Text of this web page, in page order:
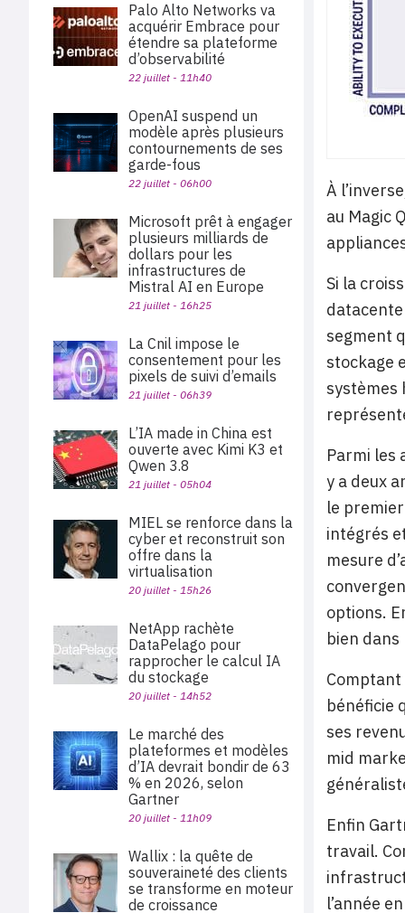
À
au Magic
Si la
segment
stockage
systèmes
Parmi les
y a deux
le
intégrés
mesure
options.
bien
bénéficie
ses
mid
Enfin
travail.
l’année
Palo Alto Networks va
acquérir Embrace pour
étendre sa plateforme
d’observabilité
22 juillet - 11h40
OpenAI suspend un
modèle après plusieurs
contournements de ses
garde-fous
22 juillet - 06h00
Microsoft prêt à engager
plusieurs milliards de
dollars pour les
infrastructures de
Mistral AI en Europe
21 juillet - 16h25
La Cnil impose le
consentement pour les
pixels de suivi d’emails
21 juillet - 06h39
L’IA made in China est
ouverte avec Kimi K3 et
Qwen 3.8
21 juillet - 05h04
MIEL se renforce dans la
cyber et reconstruit son
offre dans la
virtualisation
20 juillet - 15h26
NetApp rachète
DataPelago pour
rapprocher le calcul IA
du stockage
20 juillet - 14h52
Le marché des
plateformes et modèles
d’IA devrait bondir de 63
% en 2026, selon
Gartner
20 juillet - 11h09
Wallix : la quête de
souveraineté des clients
se transforme en moteur
de croissance